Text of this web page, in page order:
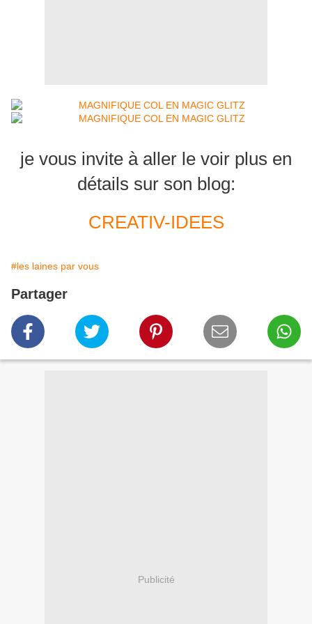
je vous invite à aller le voir plus en
détails sur son blog:
CREATIV-IDEES
#les laines par vous
Partager
Publicité